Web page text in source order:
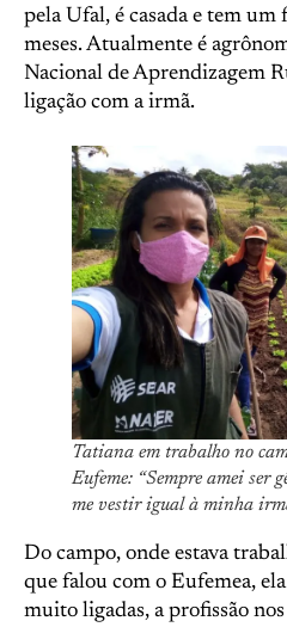
pela Ufal, é casada e tem um
meses. Atualmente é
Nacional de Aprendizagem
ligação com a irmã.
Tatiana em trabalho no
Eufeme: “Sempre amei ser
me vestir igual à minha
Do campo, onde estava
que falou com o Eufemea,
muito ligadas, a profissão